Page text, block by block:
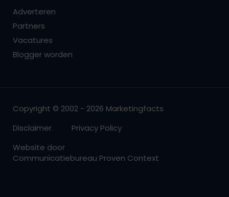
Adverteren
Partners
Vacatures
Blogger worden
Copyright © 2002 - 2026 Marketingfacts
Disclaimer
Privacy Policy
Website door
Communicatiebureau Proven Context